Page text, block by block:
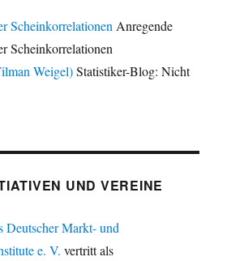
Scheinkorrelationen Anregende
Scheinkorrelationen
Weigel)Statistiker-Blog: Nicht
UND VEREINE
Markt- und
e. V. vertritt als